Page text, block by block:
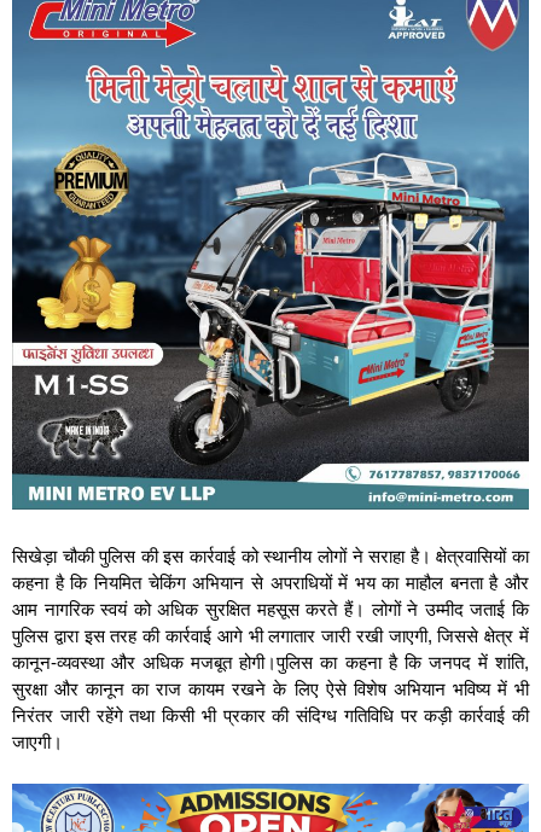
सिखेड़ा चौकी पुलिस की इस कार्रवाई को स्थानीय लोगों ने सराहा है। क्षेत्रवासियों का
कहना है कि नियमित चेकिंग अभियान से अपराधियों में भय का माहौल बनता है और
आम नागरिक स्वयं को अधिक सुरक्षित महसूस करते हैं। लोगों ने उम्मीद जताई कि
पुलिस द्वारा इस तरह की कार्रवाई आगे भी लगातार जारी रखी जाएगी, जिससे क्षेत्र में
कानून-व्यवस्था और अधिक मजबूत होगी।पुलिस का कहना है कि जनपद में शांति,
सुरक्षा और कानून का राज कायम रखने के लिए ऐसे विशेष अभियान भविष्य में भी
निरंतर जारी रहेंगे तथा किसी भी प्रकार की संदिग्ध गतिविधि पर कड़ी कार्रवाई की
जाएगी।